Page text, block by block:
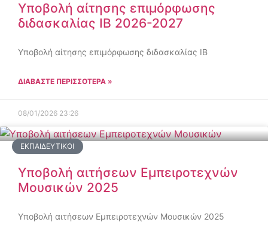
Υποβολή αίτησης επιμόρφωσης
διδασκαλίας IB 2026-2027
Υποβολή αίτησης επιμόρφωσης διδασκαλίας IB
ΔΙΑΒΑΣΤΕ ΠΕΡΙΣΣΟΤΕΡΑ »
08/01/2026 23:26
ΕΚΠΑΙΔΕΥΤΙΚΟΊ
Υποβολή αιτήσεων Εμπειροτεχνών
Μουσικών 2025
Υποβολή αιτήσεων Εμπειροτεχνών Μουσικών 2025